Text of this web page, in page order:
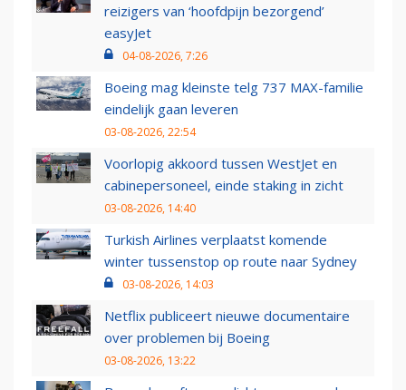
reizigers van ‘hoofdpijn bezorgend’
easyJet
04-08-2026, 7:26
Boeing mag kleinste telg 737 MAX-familie
eindelijk gaan leveren
03-08-2026, 22:54
Voorlopig akkoord tussen WestJet en
cabinepersoneel, einde staking in zicht
03-08-2026, 14:40
Turkish Airlines verplaatst komende
winter tussenstop op route naar Sydney
03-08-2026, 14:03
Netflix publiceert nieuwe documentaire
over problemen bij Boeing
03-08-2026, 13:22